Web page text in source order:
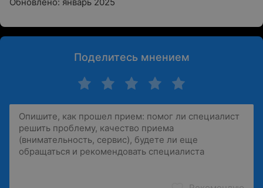
Поделитесь мнением